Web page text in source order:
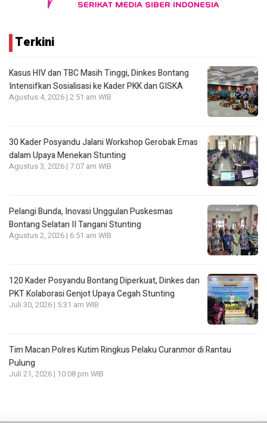
Terkini
Kasus HIV dan TBC Masih Tinggi, Dinkes Bontang
Intensifkan Sosialisasi ke Kader PKK dan GISKA
Agustus 4, 2026 | 2:51 am WIB
30 Kader Posyandu Jalani Workshop Gerobak Emas
dalam Upaya Menekan Stunting
Agustus 3, 2026 | 7:07 am WIB
Pelangi Bunda, Inovasi Unggulan Puskesmas
Bontang Selatan II Tangani Stunting
Agustus 2, 2026 | 6:51 am WIB
120 Kader Posyandu Bontang Diperkuat, Dinkes dan
PKT Kolaborasi Genjot Upaya Cegah Stunting
Juli 30, 2026 | 5:31 am WIB
Tim Macan Polres Kutim Ringkus Pelaku Curanmor di Rantau
Pulung
Juli 21, 2026 | 10:08 pm WIB